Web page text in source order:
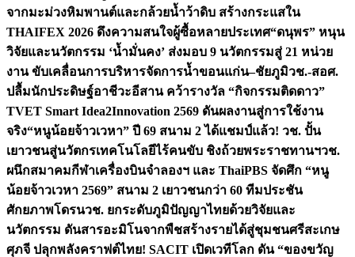
จากมะม่วงหิมพานต์และกล้วยน้ำว้าดิบ สร้างกระแสใน
THAIFEX 2026 ดึงความสนใจผู้ซื้อหลายประเทศ“ดนุพร” หนุน
วิจัยและนวัตกรรม ‘น้ำมั่นคง’ ส่งมอบ 9 นวัตกรรมสู่ 21 หน่วย
งาน ขับเคลื่อนการบริหารจัดการน้ำขอนแก่น–ชัยภูมิวช.-สอศ.
ปลื้มนักประดิษฐ์อาชีวะอีสาน คว้ารางวัล “กิจกรรมติดดาว”
TVET Smart Idea2Innovation 2569 ดันผลงานสู่การใช้งาน
จริง“หนูน้อยจ้าวเวหา” ปี 69 สนาม 2 ได้แชมป์แล้ว! วช. ปั้น
เยาวชนสู่นวัตกรเทคโนโลยีไร้คนขับ ชิงถ้วยพระราชทานฯวช.
ผนึกสมาคมกีฬาเครื่องบินจำลองฯ และ ThaiPBS จัดศึก “หนู
น้อยจ้าวเวหา 2569” สนาม 2 เยาวชนกว่า 60 ทีมประชัน
ศักยภาพโดรนวช. ยกระดับภูมิปัญญาไทยด้วยวิจัยและ
นวัตกรรม ดันสารอะมิโนจากพืชสร้างรายได้สู่ชุมชนศรีสะเกษ
ศุภจี ปลุกพลังคราฟต์ไทย! SACIT เปิดเวทีโลก ดัน “ของขวัญ